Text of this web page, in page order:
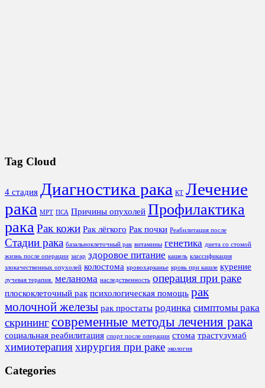
Tag Cloud
4 стадия Диагностика рака КТ Лечение
рака МРТ ПСА Причины опухолей Профилактика
рака Рак кожи Рак лёгкого Рак почки Реабилитация после
Стадии рака базальноклеточный рак витамины генетика диета со стомой
жизнь после операции загар здоровое питание кашель классификация
злокачественных опухолей колостома кровохарканье кровь при кашле курение
лучевая терапия. меланома наследственность операция при раке
плоскоклеточный рак психологическая помощь рак
молочной железы рак простаты родинка симптомы рака
скринингсовременные методы лечения рака
социальная реабилитация спорт после операции стома трастузумаб
химиотерапияхирургия при раке экология
Categories